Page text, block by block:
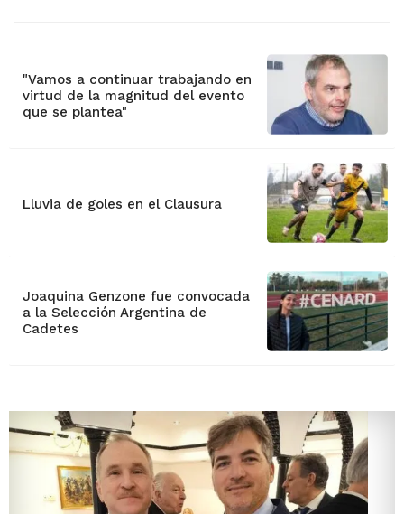
"Vamos a continuar trabajando en
virtud de la magnitud del evento
que se plantea"
Lluvia de goles en el Clausura
Joaquina Genzone fue convocada
a la Selección Argentina de
Cadetes